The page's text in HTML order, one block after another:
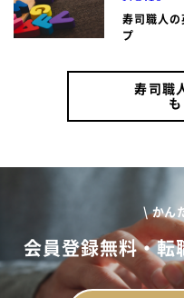
寿司職人の
プ
寿司職
\ かん
会員登録無料・転